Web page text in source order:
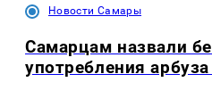
Новости Самары
Самарцам назвали
употребления